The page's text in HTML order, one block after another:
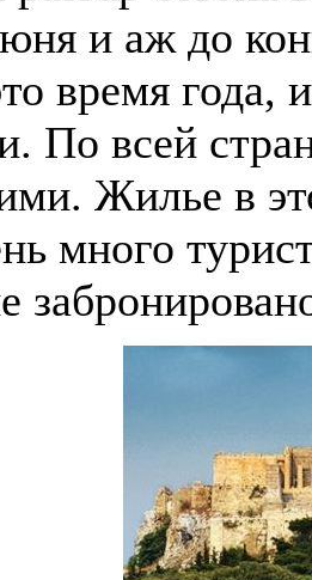
и аж до
время года,
По всей
Жилье в
много